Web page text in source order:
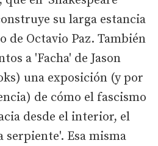
su larga estancia
de Octavio Paz. También
a 'Facha' de Jason
una exposición (y por
de cómo el fascismo
desde el interior, el
serpiente'. Esa misma